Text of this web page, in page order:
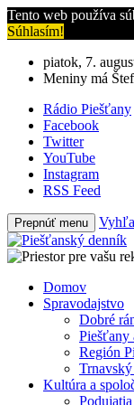
Tento web používa
Súhlasím!
piatok, 7.
Meniny má
Rádio Piešťany
Facebook
Twitter
YouTube
Instagram
RSS Feed
Prepnúť menu
Domov
Spravodajstvo
Dobré
Piešťany
Región
Kultúra a